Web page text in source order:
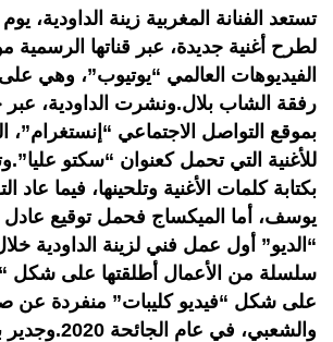
تستعد الفنانة المغربية زينة الداودية، يوم
لطرح أغنية جديدة، عبر قناتها الرسمية
الفيديوهات العالمي “يوتيوب”، وهي
رفقة الشاب بلال.ونشرت الداودية،
بموقع التواصل الاجتماعي “إنستغرام”،
للأغنية التي تحمل كعنوان “سكتو
بكتابة كلمات الأغنية وتلحينها، فيما عاد
يوسف، أما الميكساج فحمل توقيع عادل
سلسلة من الأعمال أطلقتها على شكل
على شكل “فيديو كليبات” منفردة عن
والشعبي، في عام